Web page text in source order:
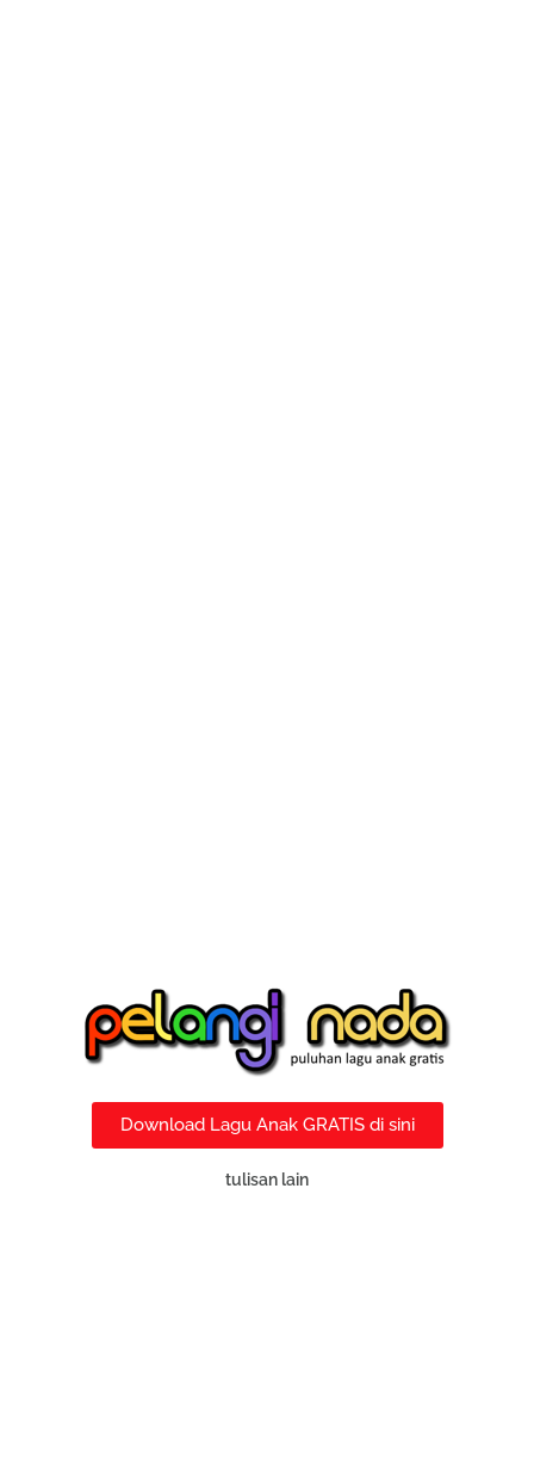
Download Lagu Anak GRATIS di sini
tulisan lain